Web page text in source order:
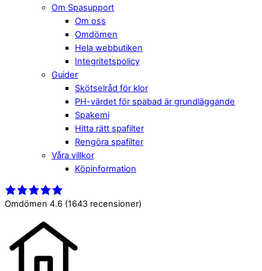
Om Spasupport
Om oss
Omdömen
Hela webbutiken
Integritetspolicy
Guider
Skötselråd för klor
PH-värdet för spabad är grundläggande
Spakemi
Hitta rätt spafilter
Rengöra spafilter
Våra villkor
Köpinformation
Close
Menu
Menu
Omdömen 4.6 (1643 recensioner)